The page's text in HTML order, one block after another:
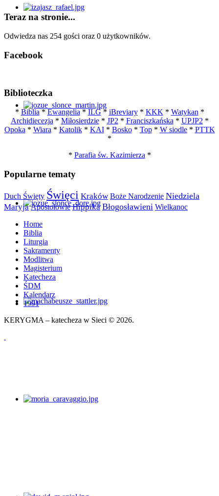
Teraz na stronie...
Odwiedza nas 254 gości oraz 0 użytkowników.
Facebook
Biblioteczka
* Biblia * Ewangelia * ILG * iBreviary* KKK * Watykan *
Archidiecezja * Miłosierdzie* JP2 * Franciszkańska * UPJP2 *
Opoka * Wiara * Katolik* KAI* Bosko* Top* W siodle* PTTK
*
* Parafia św. Kazimierza *
Popularne tematy
Duch Święty Święci Kraków Boże Narodzenie Niedziela
Maryja Apostołowie Hippika Błogosławieni Wielkanoc
Home
Biblia
Liturgia
Sakramenty
Modlitwa
Magisterium
Katecheza
ŚDM
Kalendarz
1991
KERYGMA – katecheza w Sieci © 2026.